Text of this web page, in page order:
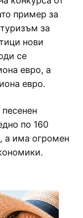
пример за
за
нови
се
евро, а
евро.
по 160
а има огромен